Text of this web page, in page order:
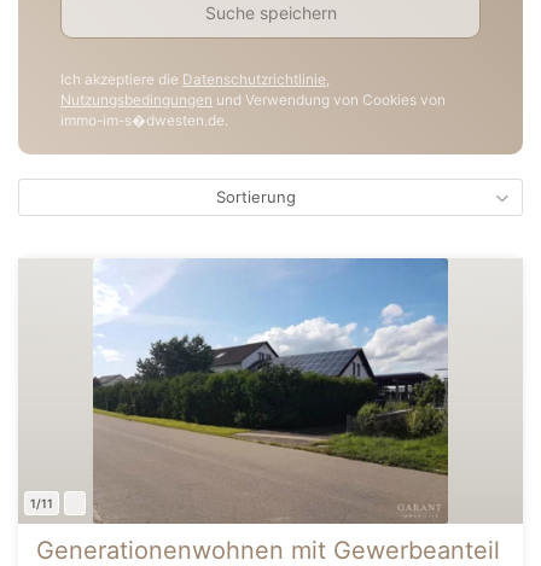
Suche speichern
Ich akzeptiere die Datenschutzrichtlinie,
Nutzungsbedingungen und Verwendung von Cookies von
immo-im-s�dwesten.de.
Sortierung
1/11
Generationenwohnen mit Gewerbeanteil